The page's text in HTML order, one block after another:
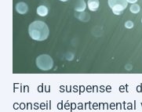
Fin du suspense et
conseil